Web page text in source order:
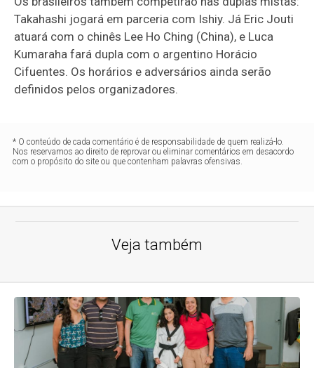
Takahashi jogará em parceria com Ishiy. Já Eric Jouti
atuará com o chinês Lee Ho Ching (China), e Luca
Kumaraha fará dupla com o argentino Horácio
Cifuentes. Os horários e adversários ainda serão
definidos pelos organizadores.
* O conteúdo de cada comentário é de responsabilidade de quem realizá-lo.
Nos reservamos ao direito de reprovar ou eliminar comentários em desacordo
com o propósito do site ou que contenham palavras ofensivas.
Veja também